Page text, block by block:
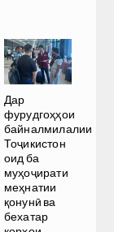
Дар
фурудгоҳҳои
байналмилалии
Тоҷикистон
оид ба
муҳоҷирати
меҳнатии
қонунӣ ва
бехатар